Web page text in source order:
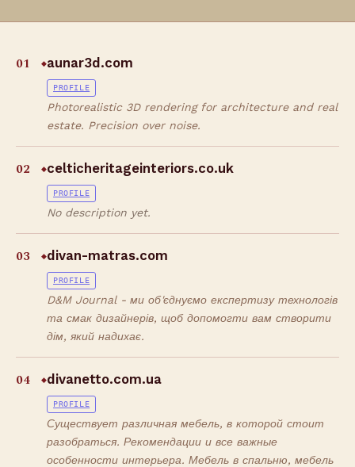
01 ◆aunar3d.com
PROFILE
Photorealistic 3D rendering for architecture and real
estate. Precision over noise.
02 ◆celticheritageinteriors.co.uk
PROFILE
No description yet.
03 ◆divan-matras.com
PROFILE
D&M Journal - ми об'єднуємо експертизу технологів
та смак дизайнерів, щоб допомогти вам створити
дім, який надихає.
04 ◆divanetto.com.ua
PROFILE
Существует различная мебель, в которой стоит
разобраться. Рекомендации и все важные
особенности интерьера. Мебель в спальню, мебель